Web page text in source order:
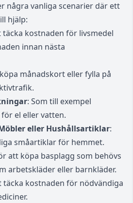
några vanliga scenarier där ett
hjälp:
täcka kostnaden för livsmedel
innan nästa
månadskort eller fylla på
: Som till exempel
el eller vatten.
eller Hushållsartiklar:
småartiklar för hemmet.
att köpa basplagg som behövs
arbetskläder eller barnkläder.
täcka kostnaden för nödvändiga